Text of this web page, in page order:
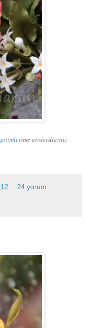
me gösterdiginiz
24 yorum: